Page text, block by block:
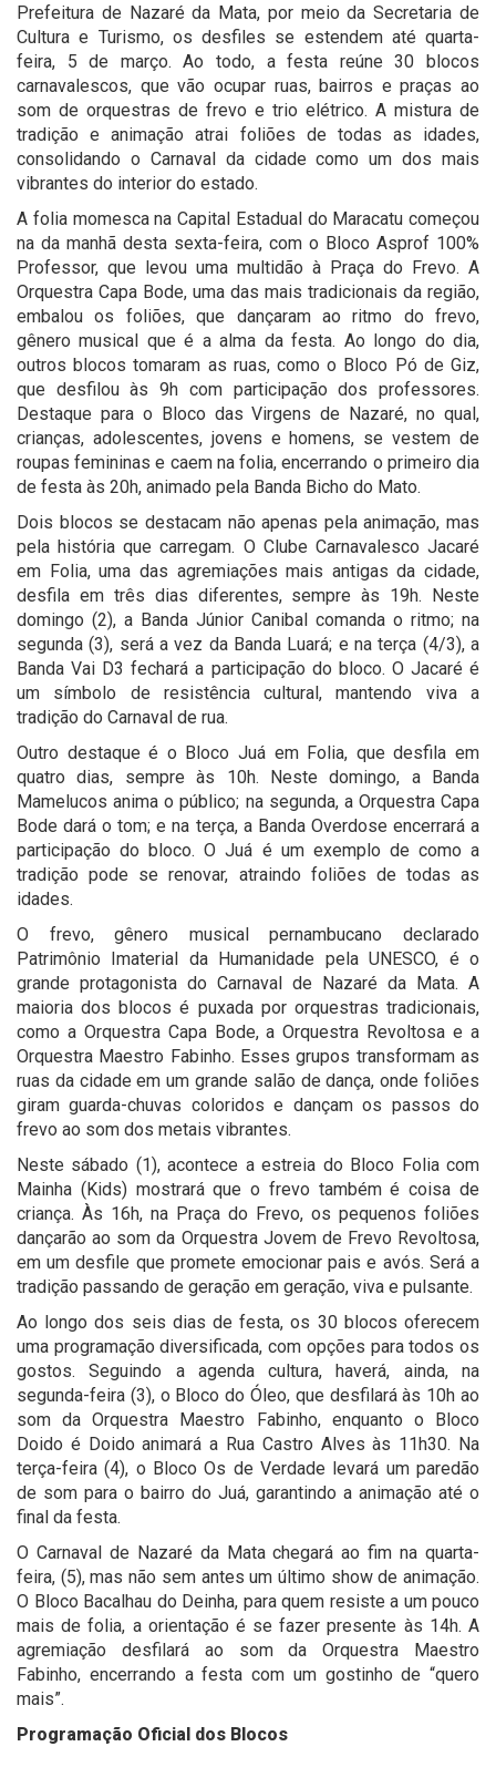
Prefeitura de Nazaré da Mata, por meio da Secretaria de
Cultura e Turismo, os desfiles se estendem até quarta-
feira, 5 de março. Ao todo, a festa reúne 30 blocos
carnavalescos, que vão ocupar ruas, bairros e praças ao
som de orquestras de frevo e trio elétrico. A mistura de
tradição e animação atrai foliões de todas as idades,
consolidando o Carnaval da cidade como um dos mais
vibrantes do interior do estado.
A folia momesca na Capital Estadual do Maracatu começou
na da manhã desta sexta-feira, com o Bloco Asprof 100%
Professor, que levou uma multidão à Praça do Frevo. A
Orquestra Capa Bode, uma das mais tradicionais da região,
embalou os foliões, que dançaram ao ritmo do frevo,
gênero musical que é a alma da festa. Ao longo do dia,
outros blocos tomaram as ruas, como o Bloco Pó de Giz,
que desfilou às 9h com participação dos professores.
Destaque para o Bloco das Virgens de Nazaré, no qual,
crianças, adolescentes, jovens e homens, se vestem de
roupas femininas e caem na folia, encerrando o primeiro dia
de festa às 20h, animado pela Banda Bicho do Mato.
Dois blocos se destacam não apenas pela animação, mas
pela história que carregam. O Clube Carnavalesco Jacaré
em Folia, uma das agremiações mais antigas da cidade,
desfila em três dias diferentes, sempre às 19h. Neste
domingo (2), a Banda Júnior Canibal comanda o ritmo; na
segunda (3), será a vez da Banda Luará; e na terça (4/3), a
Banda Vai D3 fechará a participação do bloco. O Jacaré é
um símbolo de resistência cultural, mantendo viva a
tradição do Carnaval de rua.
Outro destaque é o Bloco Juá em Folia, que desfila em
quatro dias, sempre às 10h. Neste domingo, a Banda
Mamelucos anima o público; na segunda, a Orquestra Capa
Bode dará o tom; e na terça, a Banda Overdose encerrará a
participação do bloco. O Juá é um exemplo de como a
tradição pode se renovar, atraindo foliões de todas as
idades.
O frevo, gênero musical pernambucano declarado
Patrimônio Imaterial da Humanidade pela UNESCO, é o
grande protagonista do Carnaval de Nazaré da Mata. A
maioria dos blocos é puxada por orquestras tradicionais,
como a Orquestra Capa Bode, a Orquestra Revoltosa e a
Orquestra Maestro Fabinho. Esses grupos transformam as
ruas da cidade em um grande salão de dança, onde foliões
giram guarda-chuvas coloridos e dançam os passos do
frevo ao som dos metais vibrantes.
Neste sábado (1), acontece a estreia do Bloco Folia com
Mainha (Kids) mostrará que o frevo também é coisa de
criança. Às 16h, na Praça do Frevo, os pequenos foliões
dançarão ao som da Orquestra Jovem de Frevo Revoltosa,
em um desfile que promete emocionar pais e avós. Será a
tradição passando de geração em geração, viva e pulsante.
Ao longo dos seis dias de festa, os 30 blocos oferecem
uma programação diversificada, com opções para todos os
gostos. Seguindo a agenda cultura, haverá, ainda, na
segunda-feira (3), o Bloco do Óleo, que desfilará às 10h ao
som da Orquestra Maestro Fabinho, enquanto o Bloco
Doido é Doido animará a Rua Castro Alves às 11h30. Na
terça-feira (4), o Bloco Os de Verdade levará um paredão
de som para o bairro do Juá, garantindo a animação até o
final da festa.
O Carnaval de Nazaré da Mata chegará ao fim na quarta-
feira, (5), mas não sem antes um último show de animação.
O Bloco Bacalhau do Deinha, para quem resiste a um pouco
mais de folia, a orientação é se fazer presente às 14h. A
agremiação desfilará ao som da Orquestra Maestro
Fabinho, encerrando a festa com um gostinho de “quero
mais”.
Programação Oficial dos Blocos